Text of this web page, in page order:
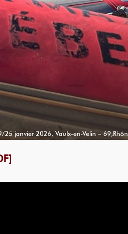
25 janvier 2026, Vaulx-en-Velin –